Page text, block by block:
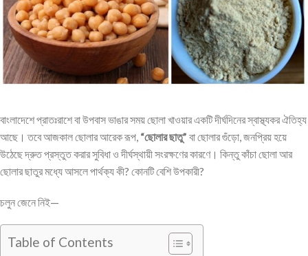
বাংলাদেশে প্রাতঃরাশে বা উপবাস ভাঙার সময় ছোলা খাওয়ার একটি দীর্ঘদিনের স্বাস্থ্যকর ঐতিহ্য
আছে। তবে আজকাল ছোলার আরেক রূপ, “ছোলার ছাতু” বা ছোলার গুঁড়ো, জনপ্রিয় হয়ে
উঠেছে দ্রুত প্রস্তুত করার সুবিধা ও দীর্ঘস্থায়ী সংরক্ষণের কারণে। কিন্তু কাঁচা ছোলা আর
ছোলার ছাতুর মধ্যে আসলে পার্থক্য কী? কোনটি বেশি উপকারী?
চলুন জেনে নিই—
Table of Contents